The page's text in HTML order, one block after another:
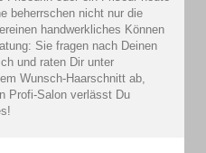
beherrschen nicht nur die
handwerkliches Können
Sie fragen nach Deinen
und raten Dir unter
Wunsch-Haarschnitt ab,
Profi-Salon verlässt Du